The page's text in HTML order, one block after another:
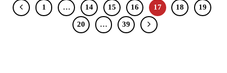
1 … 14 15 16 17 18 19
20 … 39